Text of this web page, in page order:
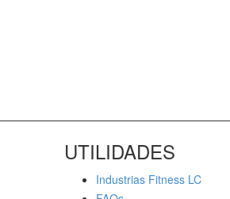
UTILIDADES
Industrias Fitness LC